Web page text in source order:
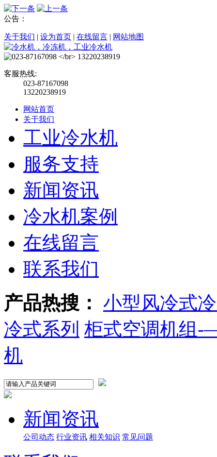
公告：
关于我们 | 设为首页 | 在线留言 | 网站地图
客服热线:
023-87167098
13220238919
网站首页
关于我们
工业冷水机
服务支持
新闻资讯
冷水机案例
在线留言
联系我们
产品热搜： 小型风冷式
冷式系列 柜式空调机组-
机
新闻资讯
公司动态 行业资讯 相关知识 常见问题